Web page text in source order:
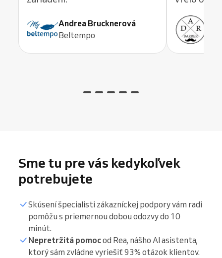
Andrea Brucknerová
Beltempo
Sme tu pre vás kedykoľvek
potrebujete
Skúsení špecialisti zákazníckej podpory vám radi
pomôžu s priemernou dobou odozvy do 10
minút.
Nepretržitá pomocod Rea, nášho AI asistenta,
ktorý sám zvládne vyriešiť 93% otázok klientov.